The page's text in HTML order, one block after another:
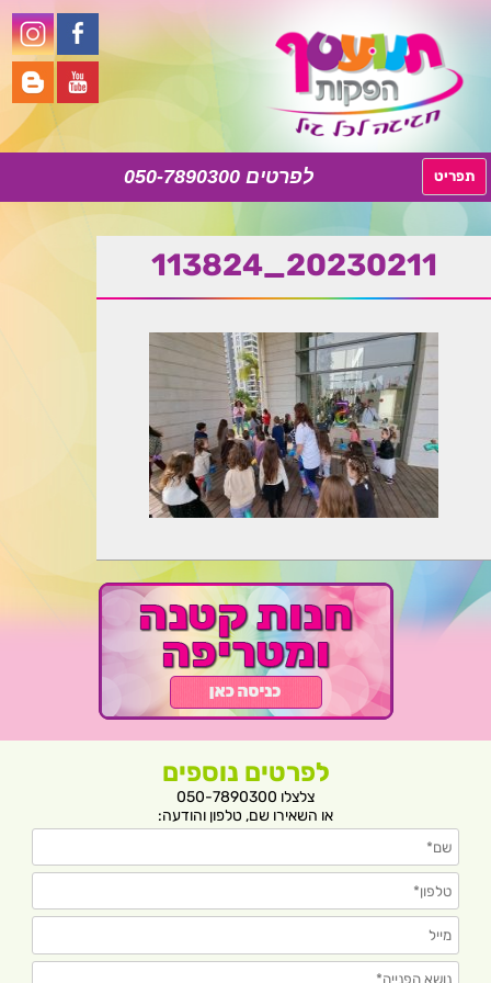
050-7890300 תפריט
לתוכן
20230211_113824
לפרטים נוספים
צלצלו 050-7890300
או השאירו שם, טלפון והודעה: